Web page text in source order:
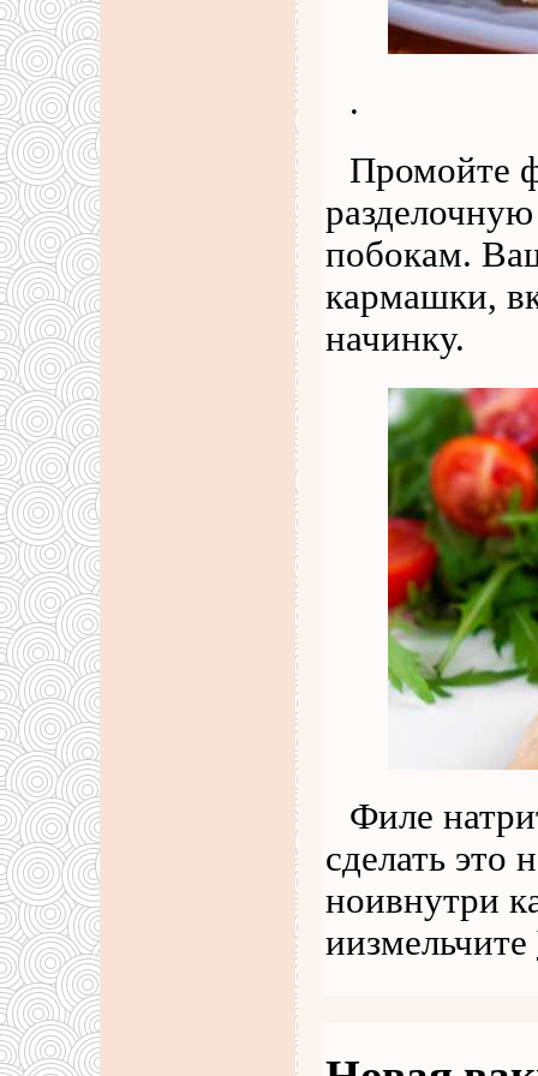
.
Промойте
побокам.
кармашки,
начинку.
Филе
сделать это
ноивнутри
иизмельчите